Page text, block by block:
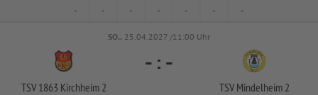
- - - - - - -
SO.. 25.04.2027 /11:00 Uhr
TSV 1863 Kirchheim 2
- : -
TSV Mindelheim 2